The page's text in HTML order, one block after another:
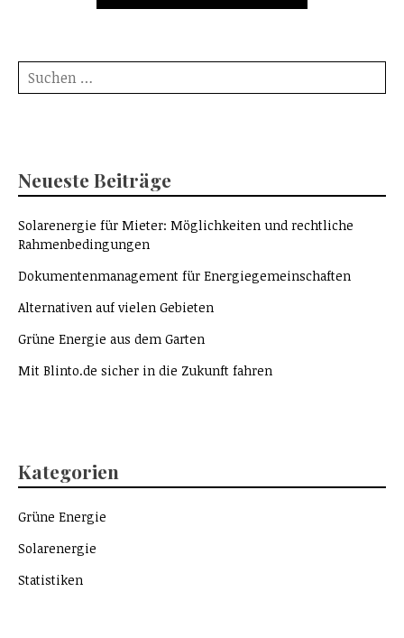
Suche
nach:
Neueste Beiträge
Solarenergie für Mieter: Möglichkeiten und rechtliche
Rahmenbedingungen
Dokumentenmanagement für Energiegemeinschaften
Alternativen auf vielen Gebieten
Grüne Energie aus dem Garten
Mit Blinto.de sicher in die Zukunft fahren
Kategorien
Grüne Energie
Solarenergie
Statistiken